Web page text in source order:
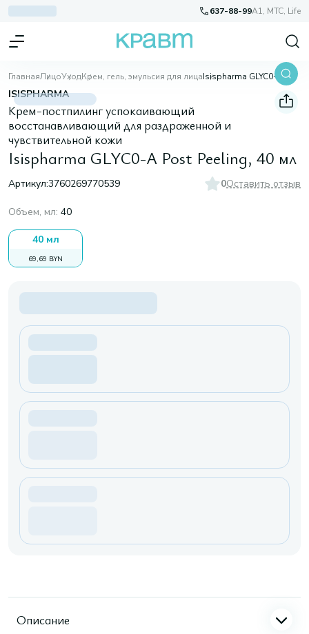
637-88-99A1, МТС, Life
ГлавнаяЛицоУходКрем, гель, эмульсия для лица Isispharma GLYC0-A Post Peeling, 40 мл
ISISPHARMA
Крем-постпилинг успокаивающий
восстанавливающий для раздраженной и
чувствительной кожи
Isispharma GLYC0-A Post Peeling, 40 мл
Артикул:3760269770539 0Оставить отзыв
Объем, мл: 40
40 мл
69,69 BYN
Описание